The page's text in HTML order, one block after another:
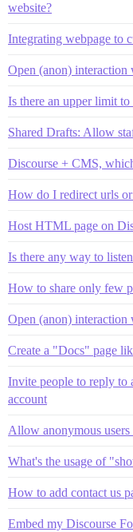
website?
Integrating webpage to
Open (anon) interaction
Is there an upper limit
Shared Drafts: Allow
Discourse + CMS,
How do I redirect urls or
Host HTML page on
Is there any way to
How to share only few
Open (anon) interaction
Create a "Docs" page
Invite people to reply to
account
Allow anonymous
What's the usage of
How to add contact us
Embed my Discourse